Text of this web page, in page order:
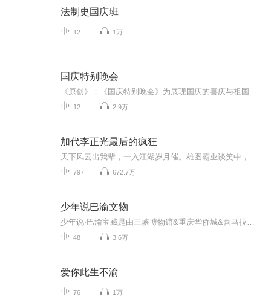
法制史国庆班
12 1万
国庆特别晚会
12 2.9万
加代李正光最后的疯狂
797 672.7万
少年说巴渝文物
48 3.6万
爱你此生不渝
76 1万